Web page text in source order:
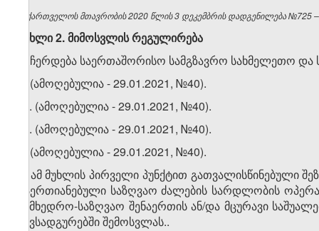
საქართველოს მთავრობის 2020 წლის 3 დეკემბრის დადგენილება №725
მუხლი2.მიმოსვლისრეგულირება
1. ჩერდება საერთაშორისო სამგზავრო სახმელეთო
2. (ამოღებულია - 29.01.2021, №40).
. (ამოღებულია - 29.01.2021, №40).
. (ამოღებულია - 29.01.2021, №40).
3. (ამოღებულია - 29.01.2021, №40).
4. ამ მუხლის პირველი პუნქტით გათვალისწინებული
გაერთიანებული საზღვაო ძალების სარდლობის
სამხედრო-საზღვაო შენაერთის ან/და მცურავი
ნავსადგურებში შემოსვლას..